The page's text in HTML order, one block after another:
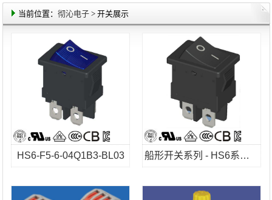
当前位置： 彻沁电子> 开关展示
HS6-F5-6-04Q1B3-BL03 船形开关系列 - HS6系列 - HS6-F8-6-04Q100-BB03